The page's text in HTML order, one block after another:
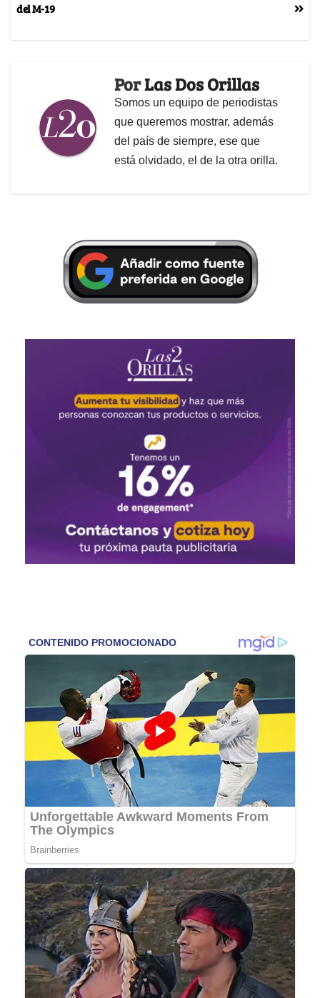
del M-19
PorLas Dos Orillas
Somos un equipo de periodistas
que queremos mostrar, además
del país de siempre, ese que
está olvidado, el de la otra orilla.